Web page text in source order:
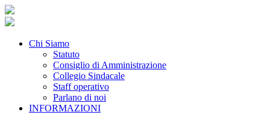
Chi Siamo
Statuto
Consiglio di Amministrazione
Collegio Sindacale
Staff operativo
Parlano di noi
INFORMAZIONI